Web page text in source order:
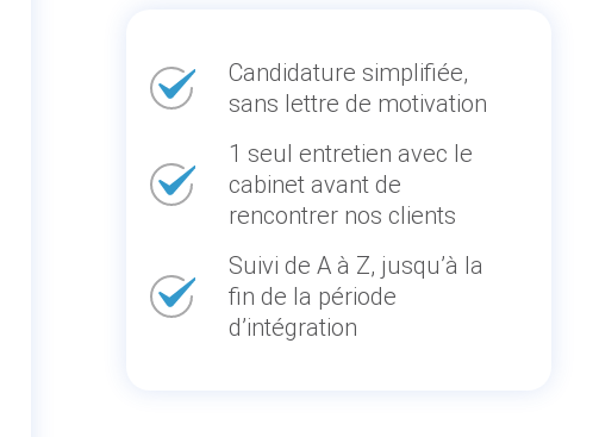
Candidature simplifiée,
sans lettre de motivation
1 seul entretien avec le
cabinet avant de
rencontrer nos clients
Suivi de A à Z, jusqu’à la
fin de la période
d’intégration